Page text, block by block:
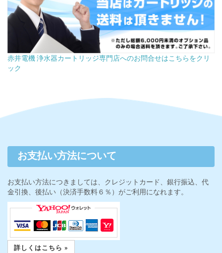
赤井電機 浄水器カートリッジ専門店へのお問合せはこちらをクリ
ック
お支払い方法について
お支払い方法につきましては、クレジットカード、銀行振込、代
金引換、後払い（決済手数料６％）がご利用になれます。
詳しくはこちら »